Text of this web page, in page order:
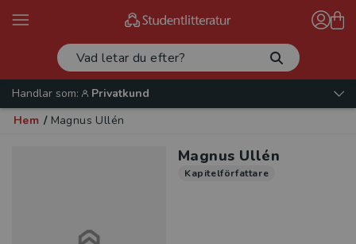
Handlar som:
Privatkund
Hem / Magnus Ullén
Magnus Ullén
Kapitelförfattare